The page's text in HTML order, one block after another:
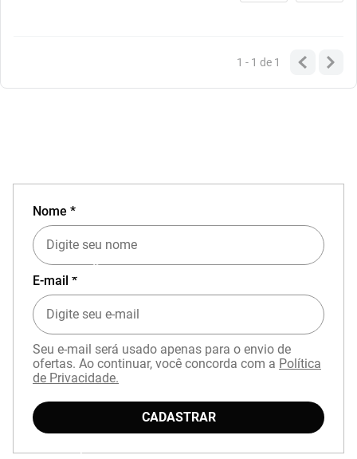
1 - 1de 1
EXPERIÊNCIA MIZUNO NO APP
Baixe o aplicativo Mizuno e garanta
Nome *
E-mail *
Seu e-mail será usado apenas para o envio de
ofertas. Ao continuar, você concorda com a Política
de Privacidade.
CADASTRAR